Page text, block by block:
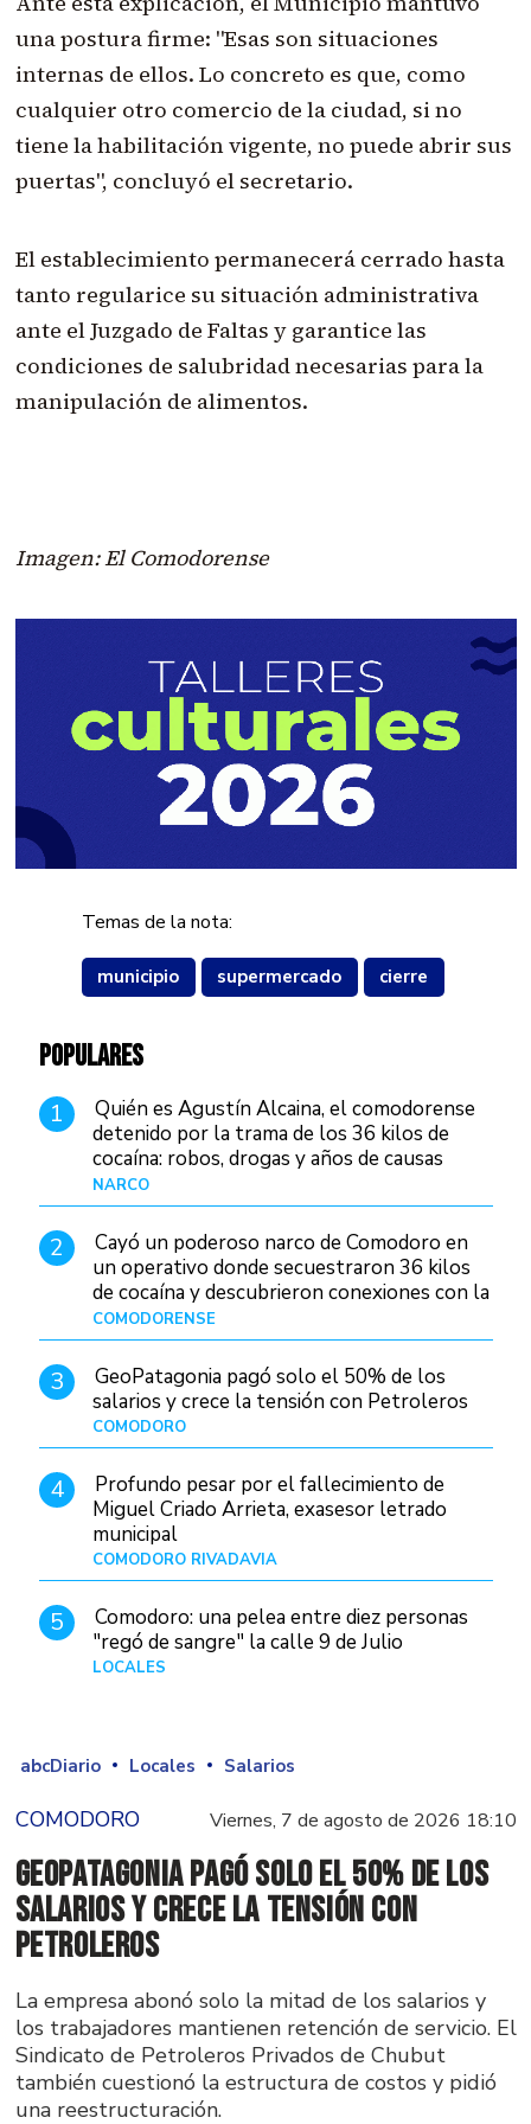
una postura firme: "Esas son situaciones
internas de ellos. Lo concreto es que, como
cualquier otro comercio de la ciudad, si no
tiene la habilitación vigente, no puede abrir sus
puertas", concluyó el secretario.
El establecimiento permanecerá cerrado hasta
tanto regularice su situación administrativa
ante el Juzgado de Faltas y garantice las
condiciones de salubridad necesarias para la
manipulación de alimentos.
Imagen: El Comodorense
Temas de la nota:
municipio supermercado cierre
POPULARES
1
Quién es Agustín Alcaina, el comodorense
detenido por la trama de los 36 kilos de
cocaína: robos, drogas y años de causas
judiciales
NARCO
2
Cayó un poderoso narco de Comodoro en
un operativo donde secuestraron 36 kilos
de cocaína y descubrieron conexiones con la
Patagonia
COMODORENSE
3
GeoPatagonia pagó solo el 50% de los
salarios y crece la tensión con Petroleros
COMODORO
4
Profundo pesar por el fallecimiento de
Miguel Criado Arrieta, exasesor letrado
municipal
COMODORO RIVADAVIA
5
Comodoro: una pelea entre diez personas
"regó de sangre" la calle 9 de Julio
LOCALES
abcDiario Locales Salarios
COMODORO Viernes, 7 de agosto de 2026 18:10
GeoPatagonia pagó solo el 50% de los
salarios y crece la tensión con
Petroleros
La empresa abonó solo la mitad de los salarios y
los trabajadores mantienen retención de servicio. El
Sindicato de Petroleros Privados de Chubut
también cuestionó la estructura de costos y pidió
una reestructuración.